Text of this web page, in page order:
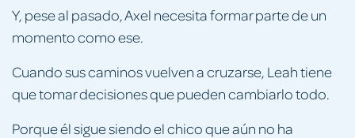
Y, pese al pasado, Axel necesita formar parte de un
momento como ese.
Cuando sus caminos vuelven a cruzarse, Leah tiene
que tomar decisiones que pueden cambiarlo todo.
Porque él sigue siendo el chico que aún no ha